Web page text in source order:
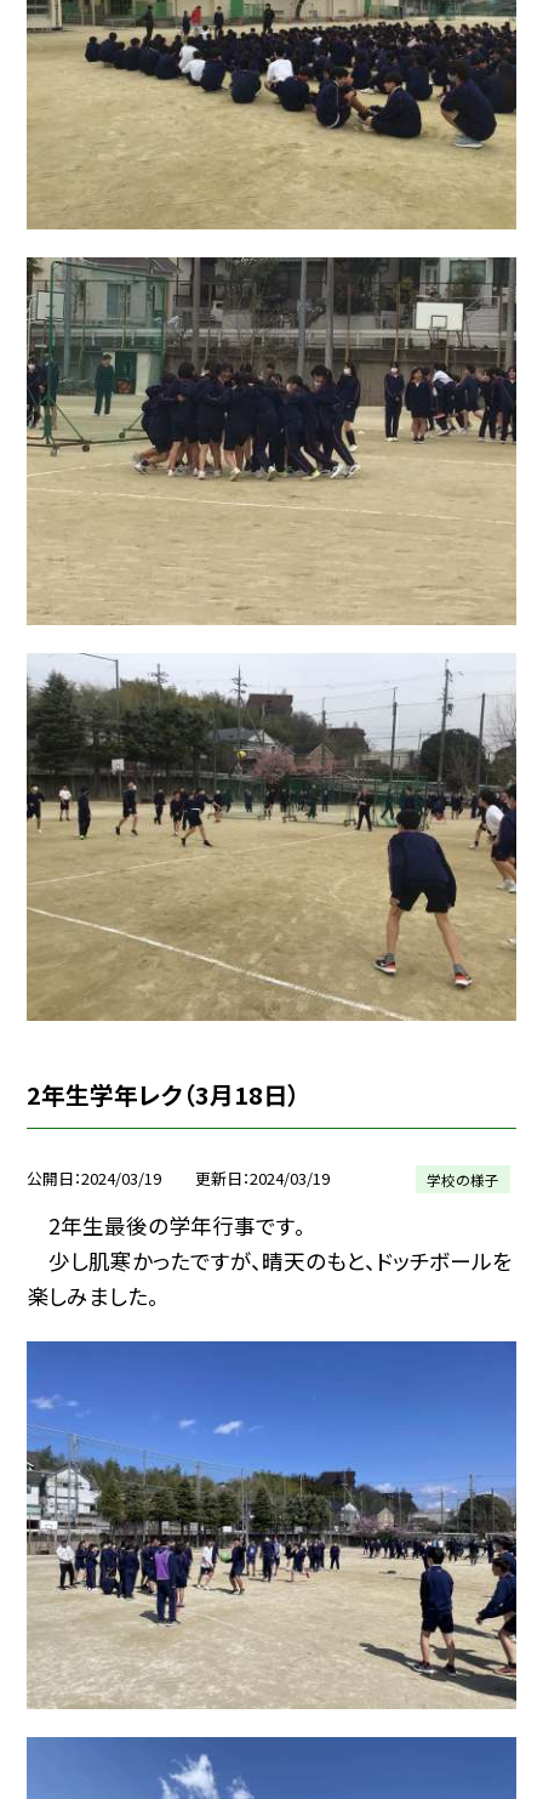
2年生学年レク（3月18日）
公開日 2024/03/19 更新日 2024/03/19 学校の様子
2年生最後の学年行事です。
少し肌寒かったですが、晴天のもと、ドッチボールを
楽しみました。